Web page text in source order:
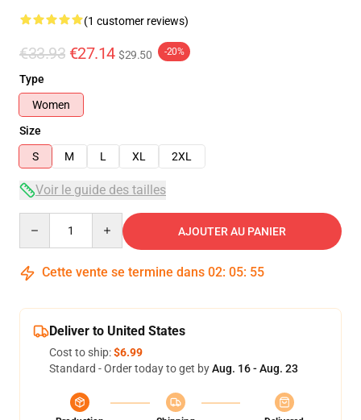
(1 customer reviews)
€33.93 €27.14 $29.50 -20%
Type
Women
Size
S
M L XL 2XL
Voir le guide des tailles
AJOUTER AU PANIER
Cette vente se termine dans 02: 05: 55
Deliver to United States
Cost to ship:$6.99
Standard - Order today to get byAug. 16 - Aug. 23